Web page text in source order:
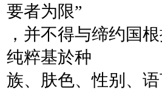
要者为限”
，并不得与缔约国
纯粹基於种
族、肤色、性别、